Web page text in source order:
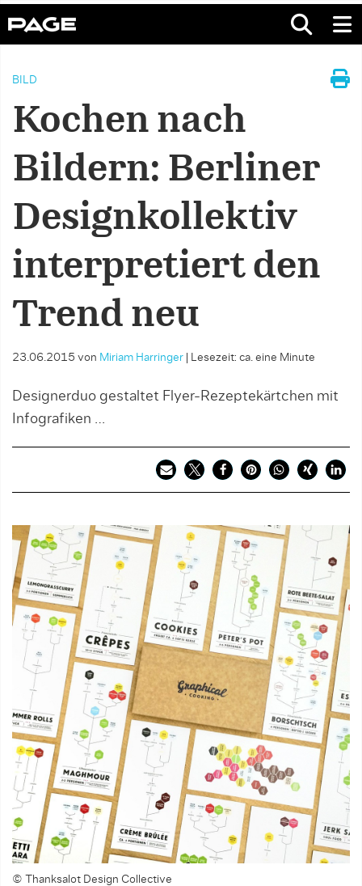
BILD
Kochen nach
Bildern: Berliner
Designkollektiv
interpretiert den
Trend neu
23.06.2015 von Miriam Harringer Lesezeit: ca. eine Minute
Designerduo gestaltet Flyer-Rezeptekärtchen mit
Infografiken …
© Thanksalot Design Collective